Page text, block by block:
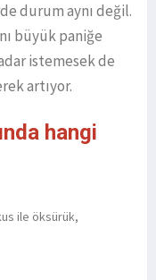
durum aynı değil.
büyük paniğe
istemesek de
artıyor.
hangi
ile öksürük,